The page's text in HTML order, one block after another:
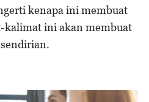
kenapa ini membuat
ini akan membuat